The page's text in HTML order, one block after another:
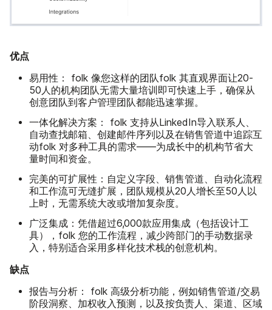
优点
易用性：
folk 像您这样的团队folk 其直观界面让20-
50人的机构团队无需大量培训即可快速上手，确保从
创意团队到客户管理团队都能迅速掌握。
一体化解决方案：
folk 支持从LinkedIn导入联系人、
自动查找邮箱、创建邮件序列以及在销售管道中追踪互
动folk 对多种工具的需求——为成长中的机构节省大
量时间和资金。
完美的可扩展性： 自定义字段、销售管道、自动化流程
和工作流可无缝扩展，团队规模从20人增长至50人以
上时，无需系统大改或增加复杂度。
广泛集成： 凭借超过6,000款应用集成（包括设计工
具），folk 您的工作流程，减少跨部门的手动数据录
入，特别适合采用多样化技术栈的创意机构。
缺点
报告与分析：
folk 高级分析功能，例如销售管道/交易
阶段洞察、加权收入预测，以及按负责人、渠道、区域